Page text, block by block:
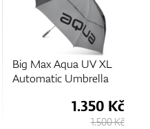
Max Aqua UV XL
Umbrella
1.350 Kč
1.500 Kč